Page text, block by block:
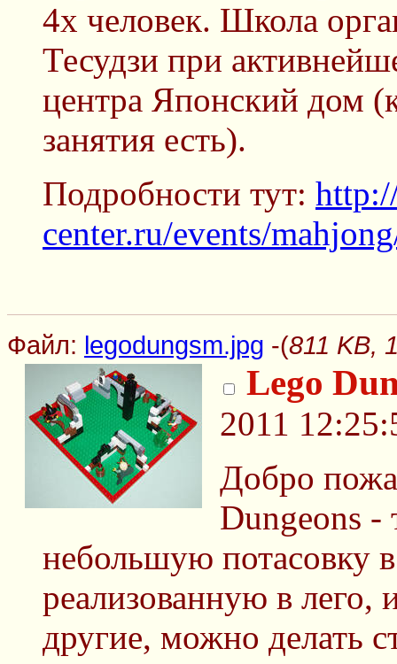
4х человек. Школа
Тесудзи при
центра Японский дом
занятия есть).
Подробности тут:
center.ru/events/
Файл: legodungsm.jpg -(811 KB,
Lego
2011
Добро
Dungeons -
небольшую потасовку
реализованную в лего,
другие, можно делать